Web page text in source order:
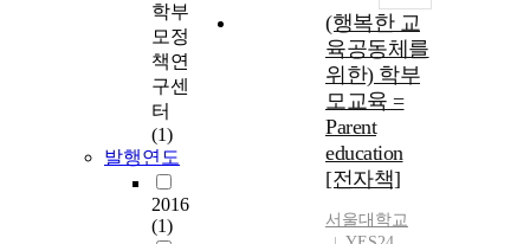
학부
모정
책연
구센
터
(1)
발행연도
2016
(1)
(행복한 교
육공동체를
위한) 학부
모교육 =
Parent
education
[전자책]
서울대학교